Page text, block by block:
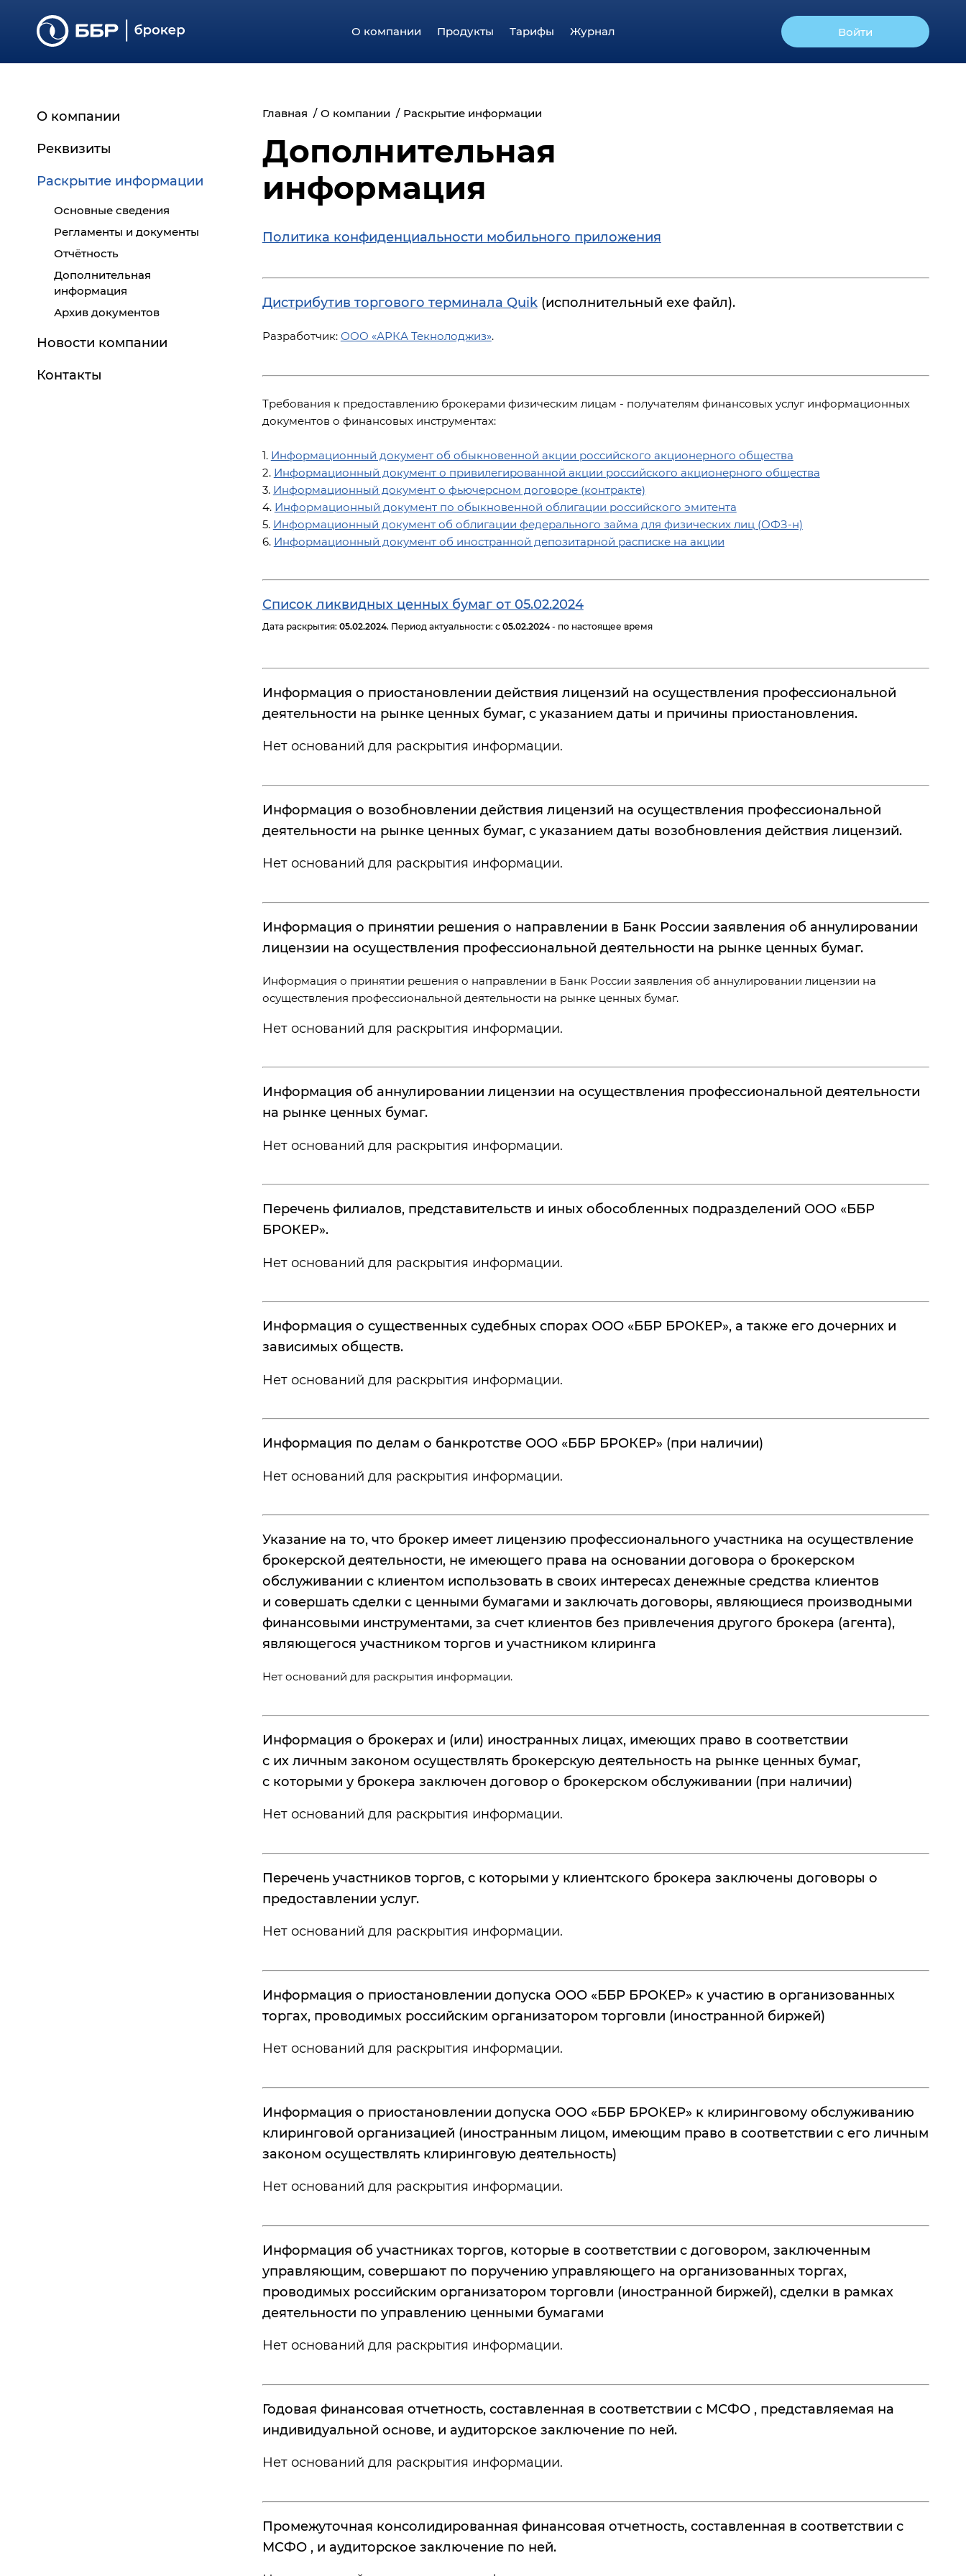
О компании Продукты Тарифы Журнал Войти
О компании
Реквизиты
Раскрытие информации
Основные сведения
Регламенты и документы
Отчётность
Дополнительная
информация
Архив документов
Новости компании
Контакты
Главная О компании Раскрытие информации
Дополнительная
информация
Политика конфиденциальности мобильного приложения
Дистрибутив торгового терминала Quik(исполнительный exe файл).
Разработчик: ООО «АРКА Текнолоджиз».
Требования к предоставлению брокерами физическим лицам - получателям финансовых услуг информационных
документов о финансовых инструментах:
1. Информационный документ об обыкновенной акции российского акционерного общества
2. Информационный документ о привилегированной акции российского акционерного общества
3. Информационный документ о фьючерсном договоре (контракте)
4. Информационный документ по обыкновенной облигации российского эмитента
5. Информационный документ об облигации федерального займа для физических лиц (ОФЗ-н)
6. Информационный документ об иностранной депозитарной расписке на акции
Список ликвидных ценных бумаг от 05.02.2024
Дата раскрытия: 05.02.2024. Период актуальности: c05.02.2024- по настоящее время
Информация о приостановлении действия лицензий на осуществления профессиональной
деятельности на рынке ценных бумаг, с указанием даты и причины приостановления.
Нет оснований для раскрытия информации.
Информация о возобновлении действия лицензий на осуществления профессиональной
деятельности на рынке ценных бумаг, с указанием даты возобновления действия лицензий.
Нет оснований для раскрытия информации.
Информация о принятии решения о направлении в Банк России заявления об аннулировании
лицензии на осуществления профессиональной деятельности на рынке ценных бумаг.
Информация о принятии решения о направлении в Банк России заявления об аннулировании лицензии на
осуществления профессиональной деятельности на рынке ценных бумаг.
Нет оснований для раскрытия информации.
Информация об аннулировании лицензии на осуществления профессиональной деятельности
на рынке ценных бумаг.
Нет оснований для раскрытия информации.
Перечень филиалов, представительств и иных обособленных подразделений ООО «ББР
БРОКЕР».
Нет оснований для раскрытия информации.
Информация о существенных судебных спорах ООО «ББР БРОКЕР», а также его дочерних и
зависимых обществ.
Нет оснований для раскрытия информации.
Информация по делам о банкротстве ООО «ББР БРОКЕР» (при наличии)
Нет оснований для раскрытия информации.
Указание на то, что брокер имеет лицензию профессионального участника на осуществление
брокерской деятельности, не имеющего права на основании договора о брокерском
обслуживании с клиентом использовать в своих интересах денежные средства клиентов
и совершать сделки с ценными бумагами и заключать договоры, являющиеся производными
финансовыми инструментами, за счет клиентов без привлечения другого брокера (агента),
являющегося участником торгов и участником клиринга
Нет оснований для раскрытия информации.
Информация о брокерах и (или) иностранных лицах, имеющих право в соответствии
с их личным законом осуществлять брокерскую деятельность на рынке ценных бумаг,
с которыми у брокера заключен договор о брокерском обслуживании (при наличии)
Нет оснований для раскрытия информации.
Перечень участников торгов, с которыми у клиентского брокера заключены договоры о
предоставлении услуг.
Нет оснований для раскрытия информации.
Информация о приостановлении допуска ООО «ББР БРОКЕР» к участию в организованных
торгах, проводимых российским организатором торговли (иностранной биржей)
Нет оснований для раскрытия информации.
Информация о приостановлении допуска ООО «ББР БРОКЕР» к клиринговому обслуживанию
клиринговой организацией (иностранным лицом, имеющим право в соответствии с его личным
законом осуществлять клиринговую деятельность)
Нет оснований для раскрытия информации.
Информация об участниках торгов, которые в соответствии с договором, заключенным
управляющим, совершают по поручению управляющего на организованных торгах,
проводимых российским организатором торговли (иностранной биржей), сделки в рамках
деятельности по управлению ценными бумагами
Нет оснований для раскрытия информации.
Годовая финансовая отчетность, составленная в соответствии с МСФО , представляемая на
индивидуальной основе, и аудиторское заключение по ней.
Нет оснований для раскрытия информации.
Промежуточная консолидированная финансовая отчетность, составленная в соответствии с
МСФО , и аудиторское заключение по ней.